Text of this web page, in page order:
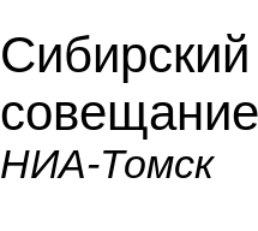
НИА-Томск